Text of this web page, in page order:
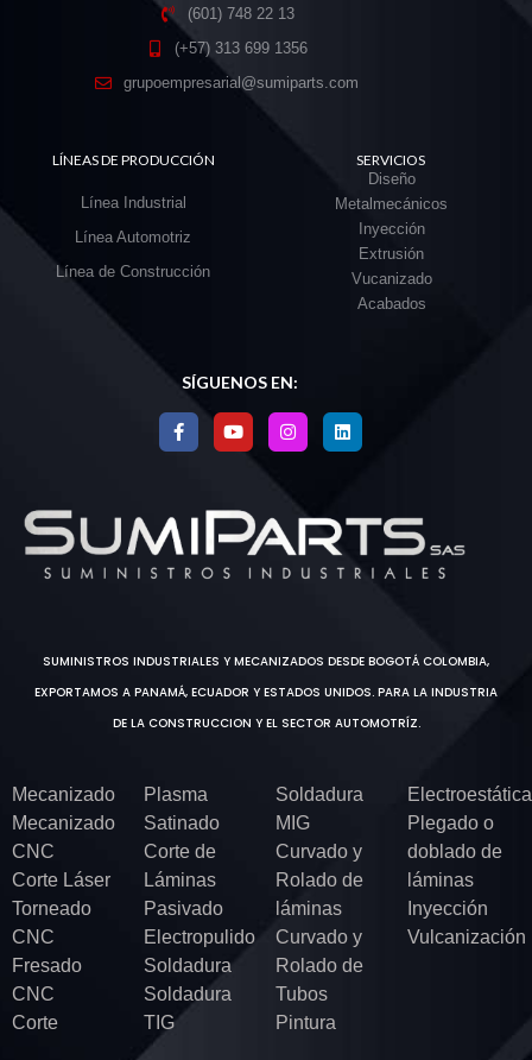
(601) 748 22 13
(+57) 313 699 1356
grupoempresarial@sumiparts.com
LÍNEAS DE PRODUCCIÓN
Línea Industrial
Línea Automotriz
Línea de Construcción
SERVICIOS
Diseño
Metalmecánicos
Inyección
Extrusión
Vucanizado
Acabados
SÍGUENOS EN:
SUMINISTROS INDUSTRIALES Y MECANIZADOS DESDE BOGOTÁ COLOMBIA,
EXPORTAMOS A PANAMÁ, ECUADOR Y ESTADOS UNIDOS. PARA LA INDUSTRIA
DE LA CONSTRUCCION Y EL SECTOR AUTOMOTRÍZ.
Mecanizado
Mecanizado
CNC
Corte Láser
Torneado
CNC
Fresado
CNC
Corte
Plasma
Satinado
Corte de
Láminas
Pasivado
Electropulido
Soldadura
Soldadura
TIG
Soldadura
MIG
Curvado y
Rolado de
láminas
Curvado y
Rolado de
Tubos
Pintura
Electroestática
Plegado o
doblado de
láminas
Inyección
Vulcanización